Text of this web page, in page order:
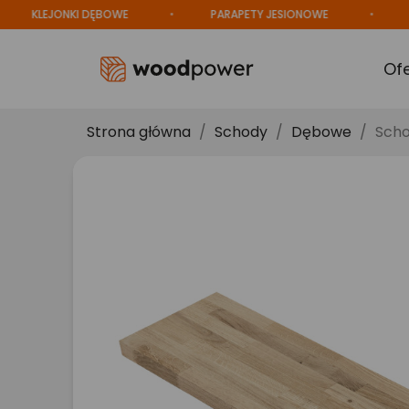
DĘBOWE PARAPETY JESIONOWE
Strona główna Schody Dębowe